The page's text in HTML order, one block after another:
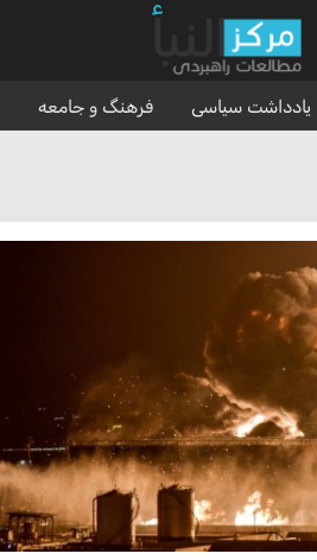
یادداشت سیاسی فرهنگ و جامعه